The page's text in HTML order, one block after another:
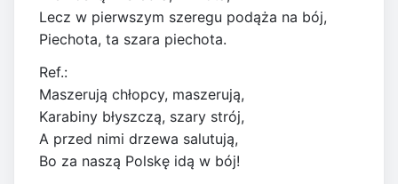
Lecz w pierwszym szeregu podąża na bój,
Piechota, ta szara piechota.
Ref.:
Maszerują chłopcy, maszerują,
Karabiny błyszczą, szary strój,
A przed nimi drzewa salutują,
Bo za naszą Polskę idą w bój!